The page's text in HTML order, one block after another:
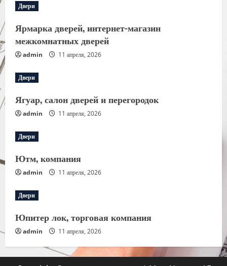
Двери
Ярмарка дверей, интернет-магазин
межкомнатных дверей
admin 11 апреля, 2026
Двери
Ягуар, салон дверей и перегородок
admin 11 апреля, 2026
Двери
Ютм, компания
admin 11 апреля, 2026
Двери
Юпитер лок, торговая компания
admin 11 апреля, 2026